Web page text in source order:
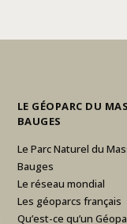
LE GÉOPARC DU
BAUGES
Le Parc Naturel du
Bauges
Le réseau mondial
Les géoparcs français
Qu’est-ce qu’un